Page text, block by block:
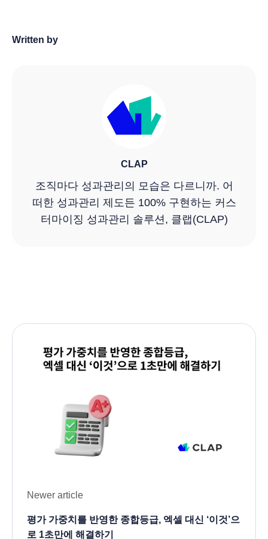
Written by
CLAP
조직마다 성과관리의 모습은 다르니까. 어
떠한 성과관리 제도든 100% 구현하는 커스
터마이징 성과관리 솔루션, 클랩(CLAP)
Newer article
평가 가중치를 반영한 종합등급, 엑셀 대신 ‘이것’으
로 1초만에 해결하기